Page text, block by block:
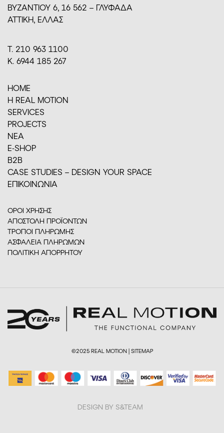
BYZANTIOY 6, 16 562 – ΓΛΥΦΑΔΑ
ΑΤΤΙΚΗ, ΕΛΛΑΣ
Τ. 210 963 1100
Κ. 6944 185 267
HOME
H REAL MOTION
SERVICES
PROJECTS
ΝΕΑ
E-SHOP
Β2Β
CASE STUDIES – DESIGN YOUR SPACE
ΕΠΙΚΟΙΝΩΝΙΑ
ΟΡΟΙ ΧΡΗΣΗΣ
ΑΠΟΣΤΟΛΗ ΠΡΟΪΟΝΤΩΝ
ΤΡΟΠΟΙ ΠΛΗΡΩΜΗΣ
ΑΣΦΑΛΕΙΑ ΠΛΗΡΩΜΩΝ
ΠΟΛΙΤΙΚΗ ΑΠΟΡΡΗΤΟΥ
©2025 REAL MOTION | SITEMAP
DESIGN BY S&TEAM